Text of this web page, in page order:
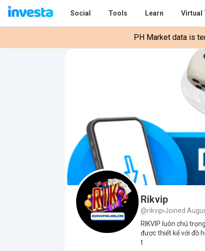
Social Tools Learn Virtual
PH Market data is
Rikvip
@rikvip Joined
RIKVIP luôn chú
được thiết kế với đồ
t